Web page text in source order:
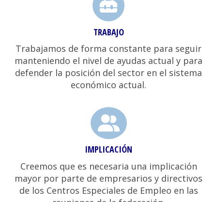
TRABAJO
Trabajamos de forma constante para seguir
manteniendo el nivel de ayudas actual y para
defender la posición del sector en el sistema
económico actual.
IMPLICACIÓN
Creemos que es necesaria una implicación
mayor por parte de empresarios y directivos
de los Centros Especiales de Empleo en las